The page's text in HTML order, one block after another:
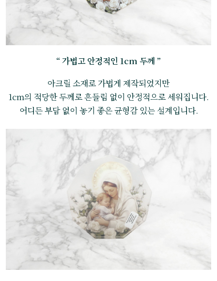
“ 가볍고 안정적인 1cm 두께 ”
아크릴 소재로 가볍게 제작되었지만
1cm의 적당한 두께로 흔들림 없이 안정적으로 세워집니다.
어디든 부담 없이 놓기 좋은 균형감 있는 설계입니다.